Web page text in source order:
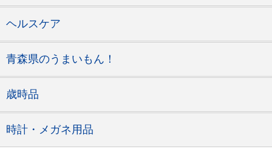
ヘルスケア
青森県のうまいもん！
歳時品
時計・メガネ用品